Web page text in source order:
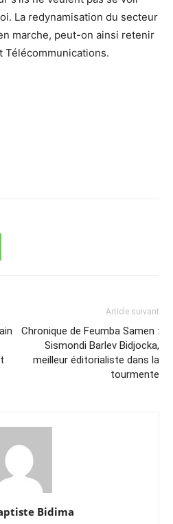
La redynamisation du secteur
marche, peut-on ainsi retenir
Télécommunications.
Article suivant
Chronique de Feumba Samen :
Sismondi Barlev Bidjocka,
meilleur éditorialiste dans la
tourmente
Bidima